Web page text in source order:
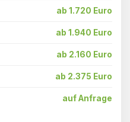
ab 1.720 Euro
ab 1.940 Euro
ab 2.160 Euro
ab 2.375 Euro
auf Anfrage